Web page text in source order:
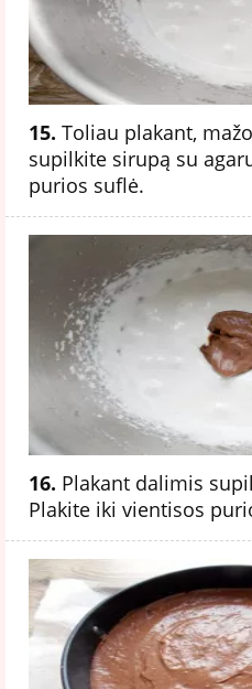
15. Toliau plakant,
supilkite sirupą su
purios suflė.
16. Plakant dalimis
Plakite iki vientisos